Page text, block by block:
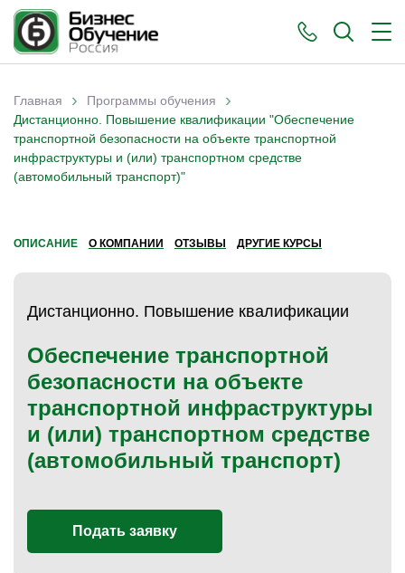
Вы здесь
Главная › Программы обучения ›
Дистанционно. Повышение квалификации "Обеспечение
транспортной безопасности на объекте транспортной
инфраструктуры и (или) транспортном средстве
(автомобильный транспорт)"
ОПИСАНИЕ О КОМПАНИИ ОТЗЫВЫ ДРУГИЕ КУРСЫ
Дистанционно. Повышение квалификации
Обеспечение транспортной
безопасности на объекте
транспортной инфраструктуры
и (или) транспортном средстве
(автомобильный транспорт)
Подать заявку